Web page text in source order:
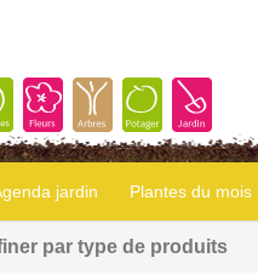
jardin Plantes du mois
par type de produits